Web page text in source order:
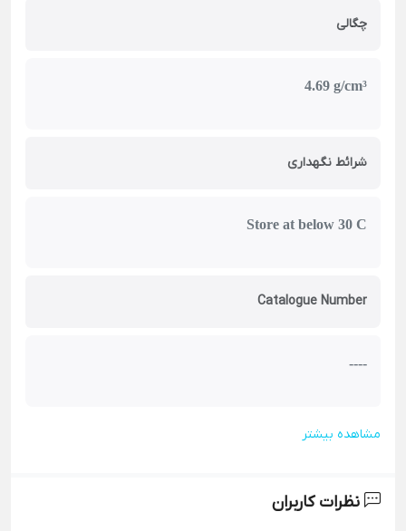
چگالی
4.69 g/cm³
شرائط نگهداری
Store at below 30 C
Catalogue Number
----
مشاهده بیشتر
نظرات کاربران